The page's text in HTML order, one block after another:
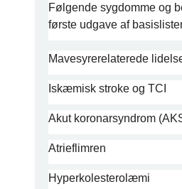
Følgende sygdomme og
første udgave af
Mavesyrerelaterede
Iskæmisk stroke og TCI
Akut koronarsyndrom
Atrieflimren
Hyperkolesterolæmi